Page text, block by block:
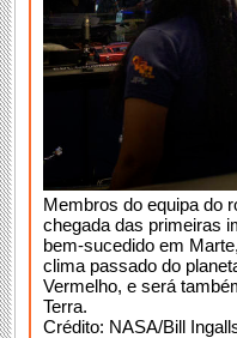
Membros do equipa do
chegada das primeiras
bem-sucedido em
clima passado do
Vermelho, e será
Terra.
Crédito: NASA/Bill